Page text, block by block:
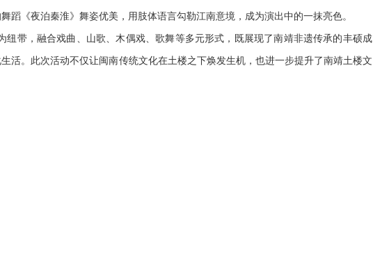
蹈《夜泊秦淮》舞姿优美，用肢体语言勾勒江南意境，成为演出中的一抹亮色。
纽带，融合戏曲、山歌、木偶戏、歌舞等多元形式，既展现了南靖非遗传承的丰硕成
活。此次活动不仅让闽南传统文化在土楼之下焕发生机，也进一步提升了南靖土楼文